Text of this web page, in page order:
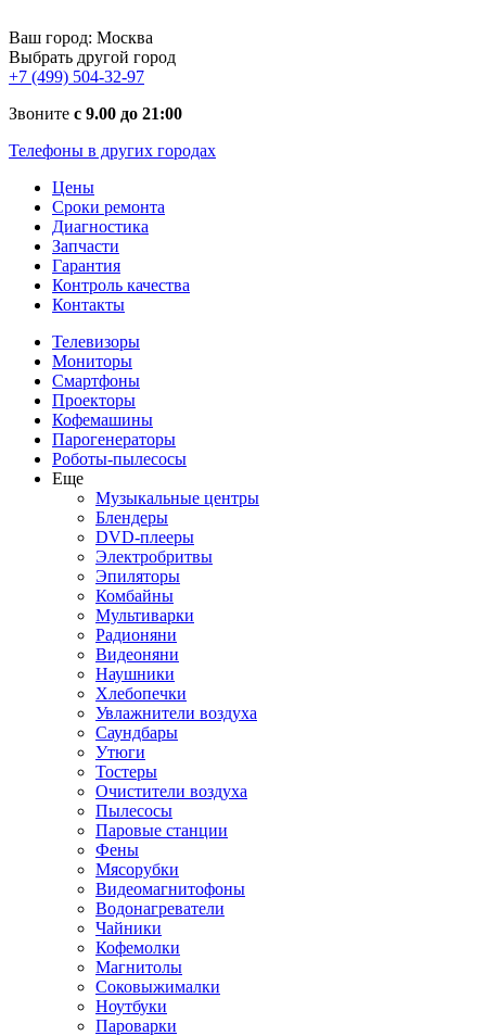
Ваш город: Москва
Выбрать другой город
+7 (499) 504-32-97
Звоните с 9.00 до 21:00
Телефоны в других городах
Цены
Сроки ремонта
Диагностика
Запчасти
Гарантия
Контроль качества
Контакты
Телевизоры
Мониторы
Смартфоны
Проекторы
Кофемашины
Парогенераторы
Роботы-пылесосы
Еще
Музыкальные центры
Блендеры
DVD-плееры
Электробритвы
Эпиляторы
Комбайны
Мультиварки
Радионяни
Видеоняни
Наушники
Хлебопечки
Увлажнители воздуха
Саундбары
Утюги
Тостеры
Очистители воздуха
Пылесосы
Паровые станции
Фены
Мясорубки
Видеомагнитофоны
Водонагреватели
Чайники
Кофемолки
Магнитолы
Соковыжималки
Ноутбуки
Пароварки